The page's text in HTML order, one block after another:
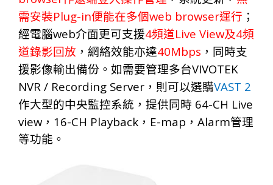
需安裝Plug-in便能在多個web browser運行 ；
經電腦web介面更可支援4頻道Live View及4頻
道錄影回放 ，網絡效能亦達40Mbps ，同時支
援影像輸出備份。如需要管理多台VIVOTEK
NVR / Recording Server ，則可以選購VAST 2
作大型的中央監控系統，提供同時 64-CH Live
view， 16-CH Playback ， E-map ， Alarm管理
等功能。